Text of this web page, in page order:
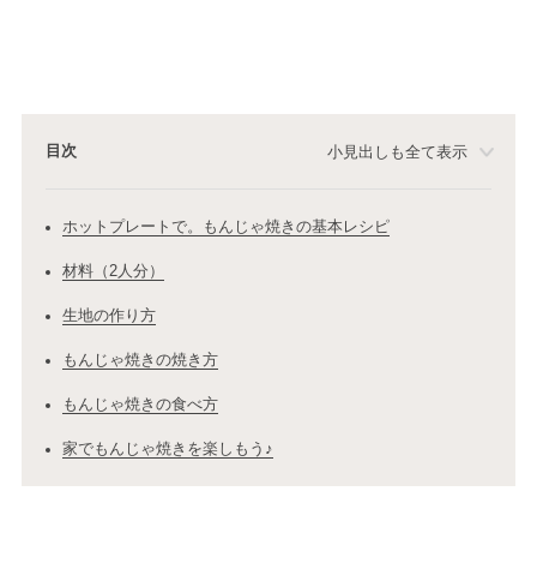
目次 小見出しも全て表示
ホットプレートで。もんじゃ焼きの基本レシピ
材料（2人分）
生地の作り方
もんじゃ焼きの焼き方
もんじゃ焼きの食べ方
家でもんじゃ焼きを楽しもう♪